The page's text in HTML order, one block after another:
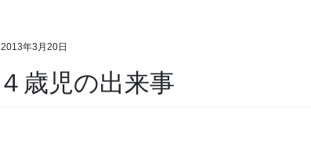
2013年3月20日
４歳児の出来事